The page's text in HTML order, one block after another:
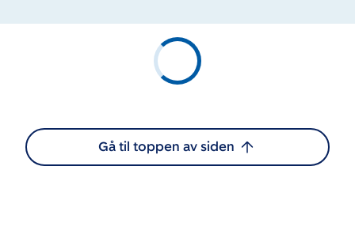
Gå til toppen av siden